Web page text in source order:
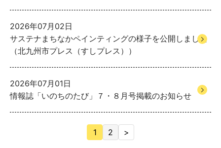
2026年07月02日
サステナまちなかペインティングの様子を公開しました
（北九州市プレス（すしプレス））
2026年07月01日
情報誌「いのちのたび」７・８月号掲載のお知らせ
1 2 >